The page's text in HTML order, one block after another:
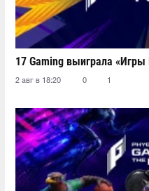
17 Gaming выиграла
2 авг в 18:20 0 1